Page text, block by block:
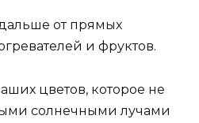
от прямых
и фруктов.
цветов, которое не
солнечными лучами